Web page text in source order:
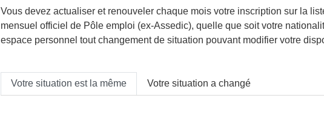
Vous devez actualiser et renouveler chaque mois votre inscription sur la
mensuel officiel de Pôle emploi (ex-Assedic), quelle que soit votre
espace personnel tout changement de situation pouvant modifier votre
Votre situation est la même Votre situation a changé